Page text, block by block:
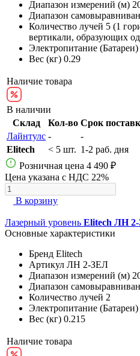
Диапазон измерений (м)
Диапазон
Количество лучей 5 (1
вертикали, образующих
Электропитание (Батареи)
Вес (кг) 0.29
Наличие товара
В наличии
Склад
Кол-во Срок
Лайнтулс -
-
Elitech
< 5 шт. 1-2 раб. дня
Розничная цена 4 490 ₽
Цена указана с НДС 22%
В корзину
Лазерный уровень Elitech ЛН
Основные характеристики
Бренд Elitech
Артикул ЛН 2-ЗЕЛ
Диапазон измерений (м)
Диапазон
Количество лучей 2
Электропитание (Батареи)
Вес (кг) 0.215
Наличие товара